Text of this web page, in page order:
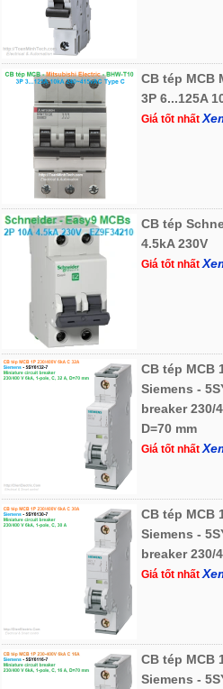
CB tép MCB
3P 6...125A
Giá tốt nhất
CB tép
4.5kA 230V
Giá tốt nhất
CB tép MCB
Siemens -
breaker 230/
D=70 mm
Giá tốt nhất
CB tép MCB
Siemens -
breaker 230/
Giá tốt nhất
CB tép MCB
Siemens -